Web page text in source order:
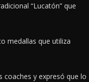
“Lucatón” que
medallas que utiliza
coaches y expresó que lo